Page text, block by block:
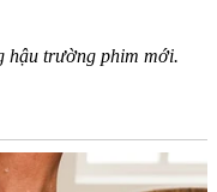
hậu trường phim mới.